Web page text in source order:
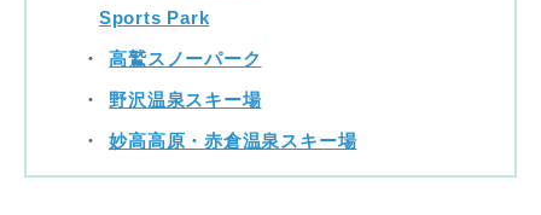
Sports Park
高鷲スノーパーク
野沢温泉スキー場
妙高高原・赤倉温泉スキー場